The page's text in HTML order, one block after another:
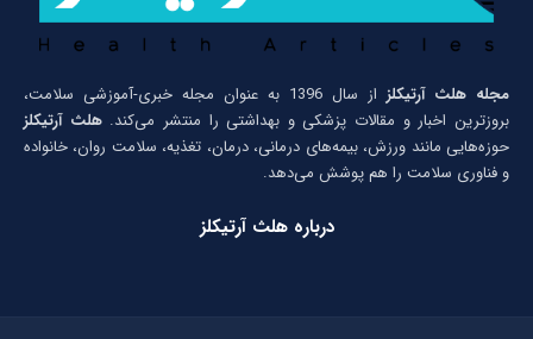
مجله هلث آرتیکلز
از سال 1396 به عنوان مجله خبری-آموزشی سلامت،
بروزترین اخبار و مقالات پزشکی و بهداشتی را منتشر می‌کند.هلث آرتیکلز
حوزه‌هایی مانند ورزش، بیمه‌های درمانی، درمان، تغذیه، سلامت روان، خانواده
و فناوری سلامت را هم پوشش می‌دهد.
درباره هلث آرتیکلز